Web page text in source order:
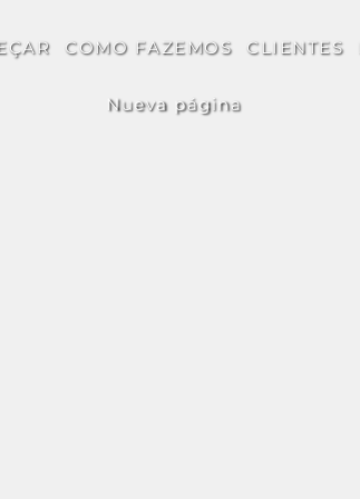
COMO FAZEMOS CLIENTES
Nueva página